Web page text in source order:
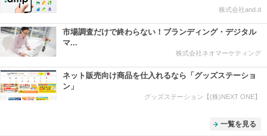
株式会社and.d
市場調査だけで終わらない！ブランディング・デジタル
マ...
株式会社ネオマーケティング
ネット販売向け商品を仕入れるなら「グッズステーショ
ン」
グッズステーション【(株)NEXT ONE】
一覧を見る